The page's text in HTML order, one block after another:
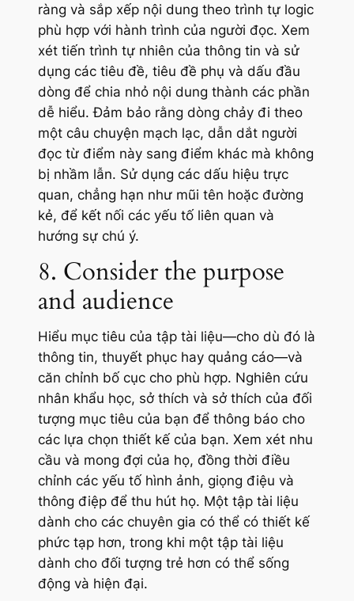
ràng và sắp xếp nội dung theo trình tự logic
phù hợp với hành trình của người đọc. Xem
xét tiến trình tự nhiên của thông tin và sử
dụng các tiêu đề, tiêu đề phụ và dấu đầu
dòng để chia nhỏ nội dung thành các phần
dễ hiểu. Đảm bảo rằng dòng chảy đi theo
một câu chuyện mạch lạc, dẫn dắt người
đọc từ điểm này sang điểm khác mà không
bị nhầm lẫn. Sử dụng các dấu hiệu trực
quan, chẳng hạn như mũi tên hoặc đường
kẻ, để kết nối các yếu tố liên quan và
hướng sự chú ý.
8. Consider the purpose
and audience
Hiểu mục tiêu của tập tài liệu—cho dù đó là
thông tin, thuyết phục hay quảng cáo—và
căn chỉnh bố cục cho phù hợp. Nghiên cứu
nhân khẩu học, sở thích và sở thích của đối
tượng mục tiêu của bạn để thông báo cho
các lựa chọn thiết kế của bạn. Xem xét nhu
cầu và mong đợi của họ, đồng thời điều
chỉnh các yếu tố hình ảnh, giọng điệu và
thông điệp để thu hút họ. Một tập tài liệu
dành cho các chuyên gia có thể có thiết kế
phức tạp hơn, trong khi một tập tài liệu
dành cho đối tượng trẻ hơn có thể sống
động và hiện đại.